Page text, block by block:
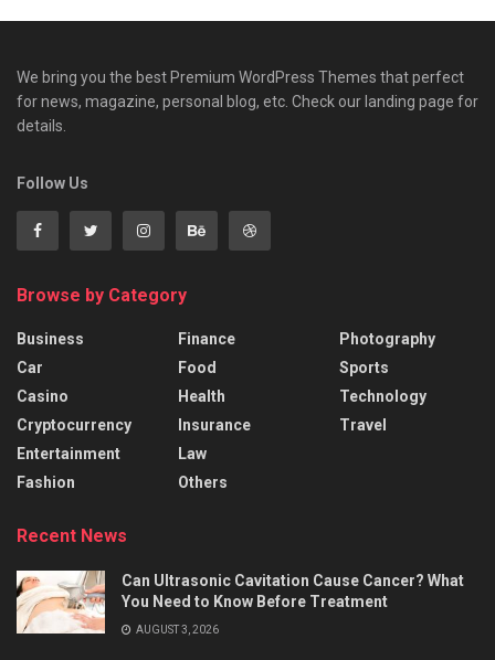
We bring you the best Premium WordPress Themes that perfect
for news, magazine, personal blog, etc. Check our landing page for
details.
Follow Us
Browse by Category
Business
Car
Casino
Cryptocurrency
Entertainment
Fashion
Finance
Food
Health
Insurance
Law
Others
Photography
Sports
Technology
Travel
Recent News
Can Ultrasonic Cavitation Cause Cancer? What
You Need to Know Before Treatment
AUGUST 3, 2026